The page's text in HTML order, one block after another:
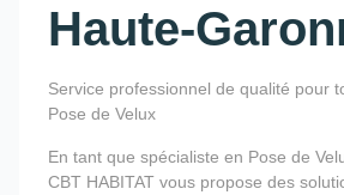
Haute-
Service professionnel de qualité pour
Pose de Velux
En tant que spécialiste en Pose de
CBT HABITAT vous propose des